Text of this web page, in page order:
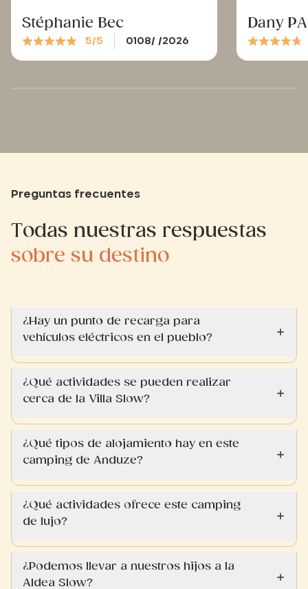
Stéphanie Bec
5/5 0108/ /2026
Dany
Preguntas frecuentes
Todas nuestras respuestas
sobre su destino
¿Hay un punto de recarga para
vehículos eléctricos en el pueblo?
¿Qué actividades se pueden realizar
cerca de la Villa Slow?
¿Qué tipos de alojamiento hay en este
camping de Anduze?
¿Qué actividades ofrece este camping
de lujo?
¿Podemos llevar a nuestros hijos a la
Aldea Slow?